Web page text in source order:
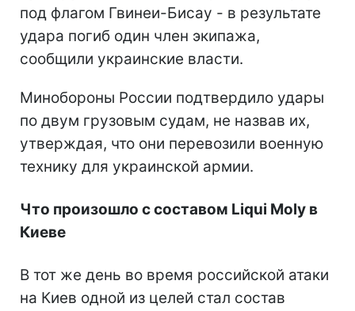
под флагом Гвинеи-Бисау - в результате
удара погиб один член экипажа,
сообщили украинские власти.
Минобороны России подтвердило удары
по двум грузовым судам, не назвав их,
утверждая, что они перевозили военную
технику для украинской армии.
Что произошло с составом Liqui Moly в
Киеве
В тот же день во время российской атаки
на Киев одной из целей стал состав